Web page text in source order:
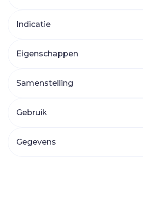
Indicatie
Eigenschappen
Samenstelling
Gebruik
Gegevens